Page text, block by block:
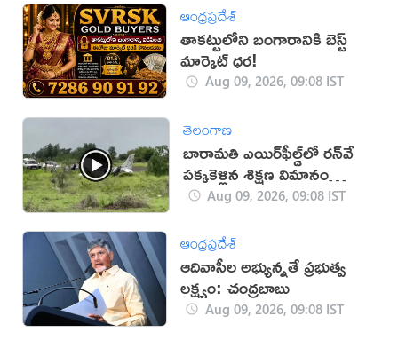
ఆంధ్రప్రదేశ్
తాకట్టులోని బంగారానికి బెస్ట్
మార్కెట్ ధర!
Aug 09, 2026, 09:08 IST
తెలంగాణ
బారామతి ఎయిర్‌ఫీల్డ్‌లో రన్‌వే
పక్కకెళ్లిన శిక్షణ విమానం
(వీడియో)
Aug 09, 2026, 09:08 IST
ఆంధ్రప్రదేశ్
ఆదివాసీల అభ్యున్నతే ప్రభుత్వ
లక్ష్యం: చంద్రబాబు
Aug 09, 2026, 09:08 IST